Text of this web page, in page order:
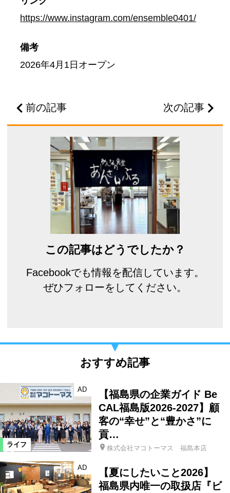
https://www.instagram.com/ensemble0401/
備考
2026年4月1日オープン
前の記事 次の記事
この記事はどうでしたか？
Facebookでも情報を配信しています。
ぜひフォローをしてください。
おすすめ記事
ライフ
AD
【福島県の企業ガイド Be
CAL福島版2026-2027】顧
客の“幸せ”と“豊かさ”に
貢…
株式会社マコトーマス 福島本店
AD
【夏にしたいこと2026】
福島県内唯一の取扱店『ビ